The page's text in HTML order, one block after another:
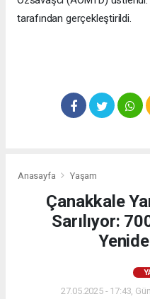
tarafından gerçekleştirildi.
Anasayfa Yaşam
Çanakkale
Sarılıyor:
27.05.2025 - 17:43,